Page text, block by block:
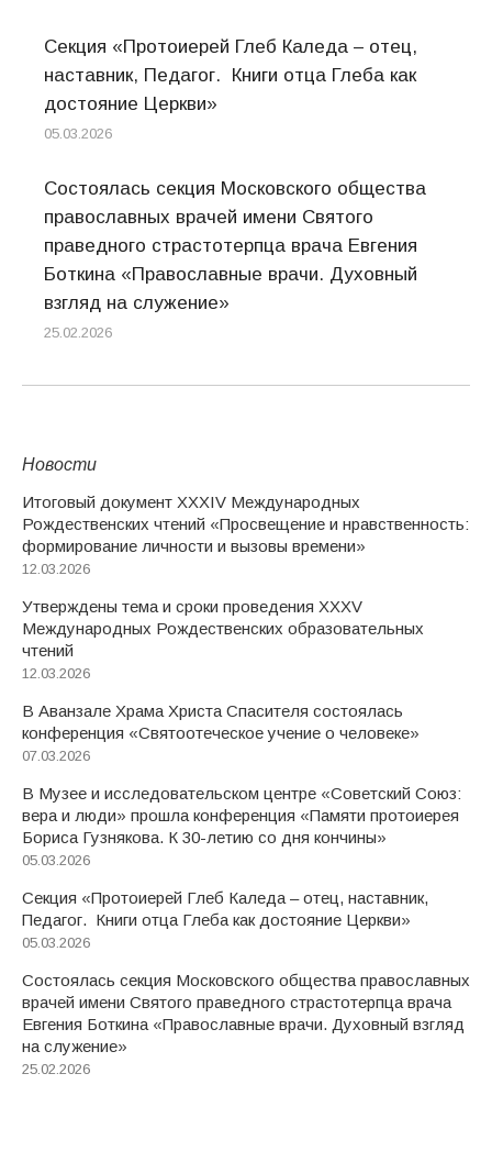
Секция «Протоиерей Глеб Каледа – отец,
наставник, Педагог. Книги отца Глеба как
достояние Церкви»
05.03.2026
Состоялась секция Московского общества
православных врачей имени Святого
праведного страстотерпца врача Евгения
Боткина «Православные врачи. Духовный
взгляд на служение»
25.02.2026
Новости
Итоговый документ XXХIV Международных
Рождественских чтений «Просвещение и нравственность:
формирование личности и вызовы времени»
12.03.2026
Утверждены тема и сроки проведения XXXV
Международных Рождественских образовательных
чтений
12.03.2026
В Аванзале Храма Христа Спасителя состоялась
конференция «Святоотеческое учение о человеке»
07.03.2026
В Музее и исследовательском центре «Советский Союз:
вера и люди» прошла конференция «Памяти протоиерея
Бориса Гузнякова. К 30-летию со дня кончины»
05.03.2026
Секция «Протоиерей Глеб Каледа – отец, наставник,
Педагог. Книги отца Глеба как достояние Церкви»
05.03.2026
Состоялась секция Московского общества православных
врачей имени Святого праведного страстотерпца врача
Евгения Боткина «Православные врачи. Духовный взгляд
на служение»
25.02.2026